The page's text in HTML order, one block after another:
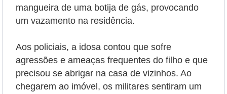
mangueira de uma botija de gás, provocando
um vazamento na residência.
Aos policiais, a idosa contou que sofre
agressões e ameaças frequentes do filho e que
precisou se abrigar na casa de vizinhos. Ao
chegarem ao imóvel, os militares sentiram um